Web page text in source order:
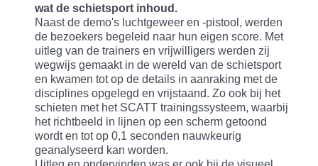
wat de schietsport inhoud.
Naast de demo's luchtgeweer en -pistool, werden
de bezoekers begeleid naar hun eigen score. Met
uitleg van de trainers en vrijwilligers werden zij
wegwijs gemaakt in de wereld van de schietsport
en kwamen tot op de details in aanraking met de
disciplines opgelegd en vrijstaand. Zo ook bij het
schieten met het SCATT trainingssysteem, waarbij
het richtbeeld in lijnen op een scherm getoond
wordt en tot op 0,1 seconden nauwkeurig
geanalyseerd kan worden.